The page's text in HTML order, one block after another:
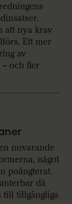
att nya krav
Ett mer
av
och fler
nuvarande
något
poängterat.
då
till tillgängliga